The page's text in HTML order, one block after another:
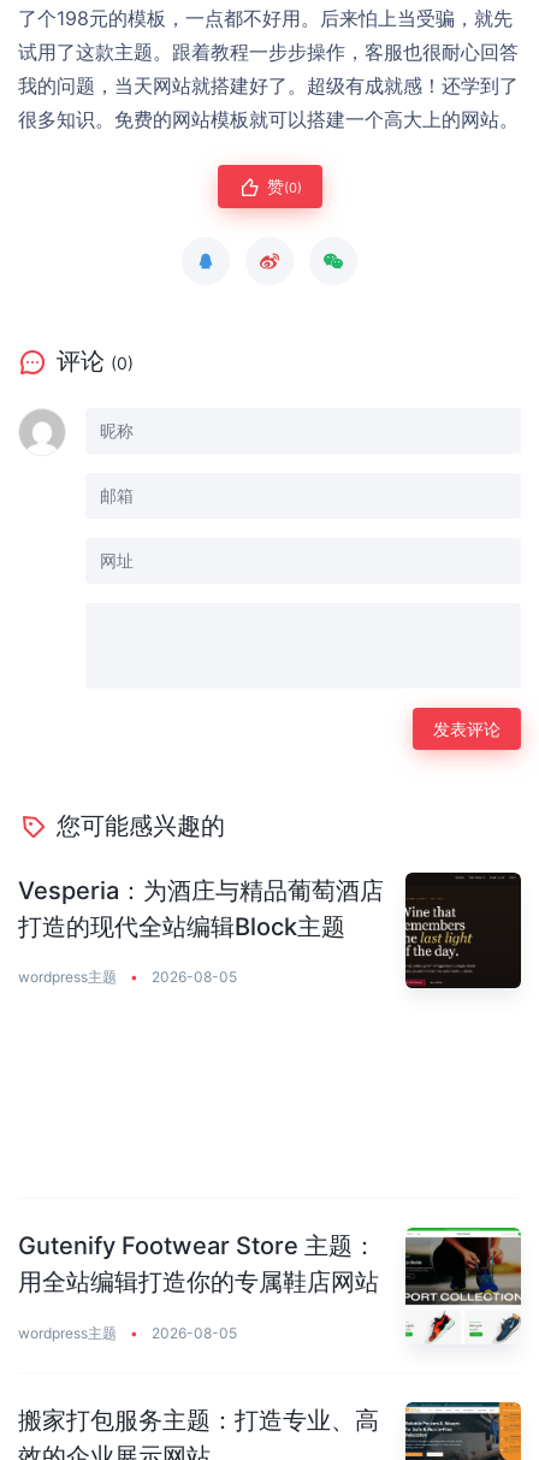
了个198元的模板，一点都不好用。后来怕上当受骗，就先
试用了这款主题。跟着教程一步步操作，客服也很耐心回答
我的问题，当天网站就搭建好了。超级有成就感！还学到了
很多知识。免费的网站模板就可以搭建一个高大上的网站。
赞(0)
评论 (0)
您可能感兴趣的
Vesperia：为酒庄与精品葡萄酒店
打造的现代全站编辑Block主题
wordpress主题 • 2026-08-05
Gutenify Footwear Store 主题：
用全站编辑打造你的专属鞋店网站
wordpress主题 • 2026-08-05
搬家打包服务主题：打造专业、高